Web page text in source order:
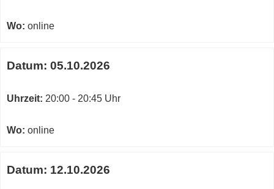
Wo: online
Datum: 05.10.2026
Uhrzeit: 20:00 - 20:45 Uhr
Wo: online
Datum: 12.10.2026